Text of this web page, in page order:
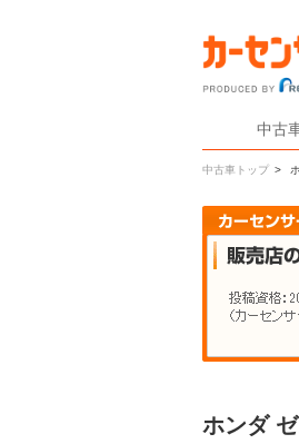
中古
中古車トップ >
ホンダ